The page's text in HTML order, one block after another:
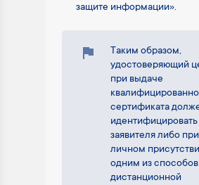
защите информации».
Таким образом,
удостоверяющий
при выдаче
сертификата
идентифицировать
заявителя либо
личном
одним из способов
дистанционной